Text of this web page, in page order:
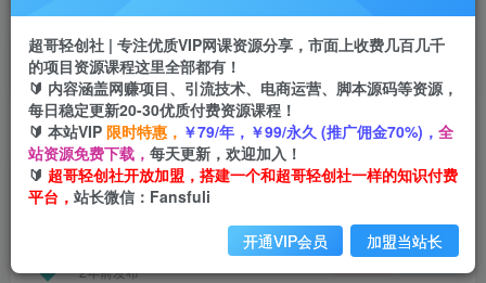
首页 创业课程 会员免费 正文
适合在五一之前做的项目，无脑搬运，日入200+
【揭秘】
2年前发布
关注 私信
超哥轻创社 | 专注优质VIP网课资源分享，市面上收费几百几千
的项目资源课程这里全部都有！
🔰 内容涵盖网赚项目、引流技术、电商运营、脚本源码等资源，
每日稳定更新20-30优质付费资源课程！
🔰 本站VIP 限时特惠， ￥79/年，￥99/永久 (推广佣金70%)， 全
站资源免费下载， 每天更新，欢迎加入！
🔰 超哥轻创社开放加盟，搭建一个和超哥轻创社一样的知识付费
平台， 站长微信：Fansfuli
开通VIP会员 加盟当站长